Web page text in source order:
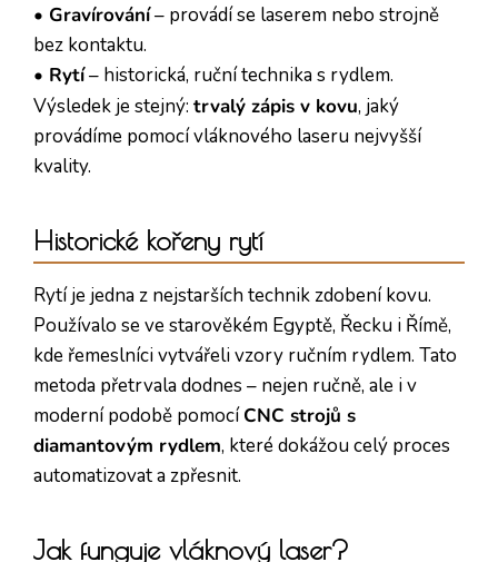
• Gravírování– provádí se laserem nebo strojně
bez kontaktu.
• Rytí– historická, ruční technika s rydlem.
Výsledek je stejný: trvalý zápis v kovu, jaký
provádíme pomocí vláknového laseru nejvyšší
kvality.
Historické kořeny rytí
Rytí je jedna z nejstarších technik zdobení kovu.
Používalo se ve starověkém Egyptě, Řecku i Římě,
kde řemeslníci vytvářeli vzory ručním rydlem. Tato
metoda přetrvala dodnes – nejen ručně, ale i v
moderní podobě pomocíCNC strojů s
diamantovým rydlem, které dokážou celý proces
automatizovat a zpřesnit.
Jak funguje vláknový laser?